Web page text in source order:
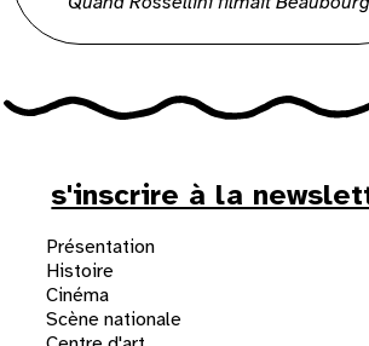
s'inscrire à la
Présentation
Histoire
Cinéma
Scène nationale